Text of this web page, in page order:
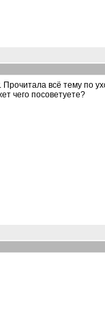
всё тему по
чего посоветуете?